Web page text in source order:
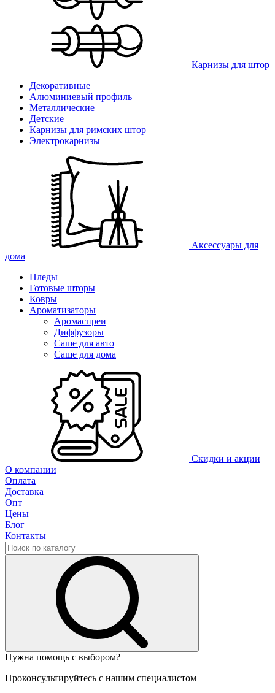
Карнизы для штор
Декоративные
Алюминиевый профиль
Металлические
Детские
Карнизы для римских штор
Электрокарнизы
Аксессуары для
дома
Пледы
Готовые шторы
Ковры
Ароматизаторы
Аромаспреи
Диффузоры
Саше для авто
Саше для дома
Скидки и акции
О компании
Оплата
Доставка
Опт
Цены
Блог
Контакты
Нужна помощь с выбором?
Проконсультируйтесь с нашим специалистом